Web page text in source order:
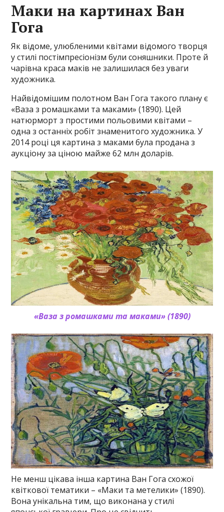
Маки на картинах Ван
Гога
Як відоме, улюбленими квітами відомого творця
у стилі постімпресіонізм були соняшники. Проте й
чарівна краса маків не залишилася без уваги
художника.
Найвідомішим полотном Ван Гога такого плану є
«Ваза з ромашками та маками» (1890). Цей
натюрморт з простими польовими квітами –
одна з останніх робіт знаменитого художника. У
2014 році ця картина з маками була продана з
аукціону за ціною майже 62 млн доларів.
«Ваза з ромашками та маками» (1890)
Не менш цікава інша картина Ван Гога схожої
квіткової тематики – «Маки та метелики» (1890).
Вона унікальна тим, що виконана у стилі